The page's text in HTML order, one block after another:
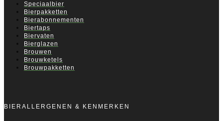
Speciaalbier
Bierpakketten
Bierabonnementen
Biertaps
Biervaten
Bierglazen
Brouwen
Brouwketels
Brouwpakketten
BIERALLERGENEN & KENMERKEN